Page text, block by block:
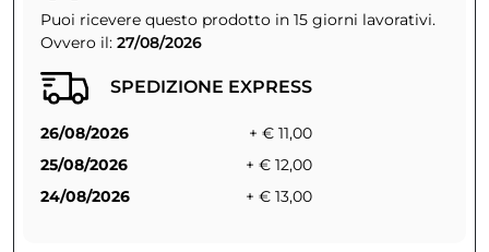
Puoi ricevere questo prodotto in 15 giorni lavorativi.
Ovvero il: 27/08/2026
SPEDIZIONE EXPRESS
26/08/2026
+ € 11,00
25/08/2026
+ € 12,00
24/08/2026
+ € 13,00